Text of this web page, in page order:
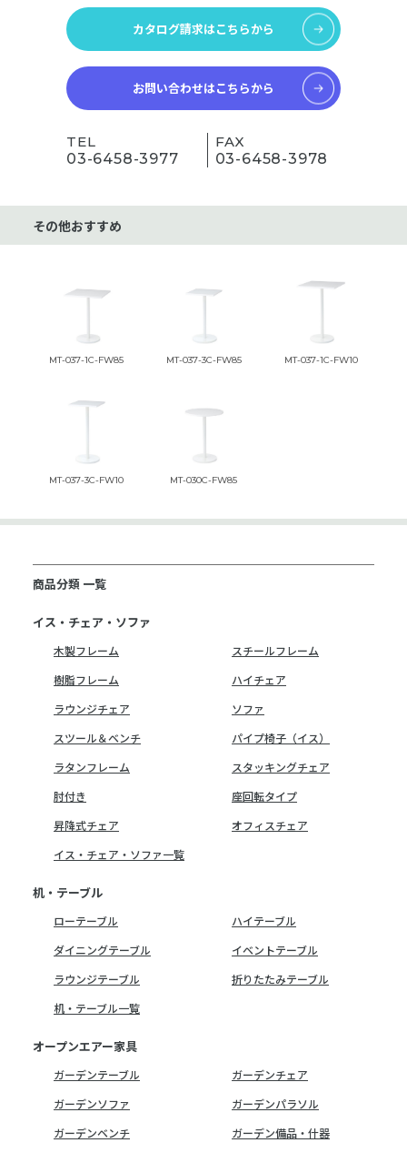
カタログ請求はこちらから
お問い合わせはこちらから
TEL
03-6458-3977
FAX
03-6458-3978
その他おすすめ
MT-037-1C-FW85 MT-037-3C-FW85 MT-037-1C-FW10
MT-037-3C-FW10 MT-030C-FW85
商品分類 一覧
イス・チェア・ソファ
木製フレーム
スチールフレーム
樹脂フレーム
ハイチェア
ラウンジチェア
ソファ
スツール＆ベンチ
パイプ椅子（イス）
ラタンフレーム
スタッキングチェア
肘付き
座回転タイプ
昇降式チェア
オフィスチェア
イス・チェア・ソファ一覧
机・テーブル
ローテーブル
ハイテーブル
ダイニングテーブル
イベントテーブル
ラウンジテーブル
折りたたみテーブル
机・テーブル一覧
オープンエアー家具
ガーデンテーブル
ガーデンチェア
ガーデンソファ
ガーデンパラソル
ガーデンベンチ
ガーデン備品・什器